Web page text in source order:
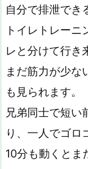
自分で排泄でき
トイレトレーニ
レと分けて行き
まだ筋力が少な
も見られます。
兄弟同士で短い
り、一人でゴロ
10分も動くとま